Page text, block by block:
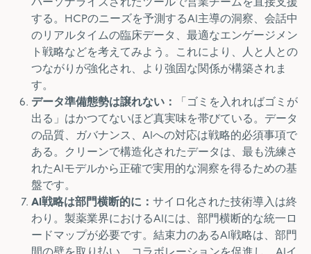
パーソナライズされたツールで営業チームを直接支援
する。HCPのニーズを予測するAI主導の洞察、会話中
のリアルタイムの臨床データ、最適なエンゲージメン
ト戦略などを考えてみよう。これにより、人と人との
つながりが強化され、より強固な関係が構築されま
す。
データ準備態勢は譲れない：
「ゴミを入れればゴミが
出る」はかつてないほど真実味を帯びている。データ
の品質、ガバナンス、AIへの対応は戦略的必須事項で
ある。クリーンで構造化されたデータは、最も洗練さ
れたAIモデルから正確で実用的な洞察を得るための基
盤です。
AI戦略は部門横断的に： サイロ化された技術導入は終
わり。製薬業界におけるAIには、部門横断的な統一ロ
ードマップが必要です。結束力のあるAI戦略は、部門